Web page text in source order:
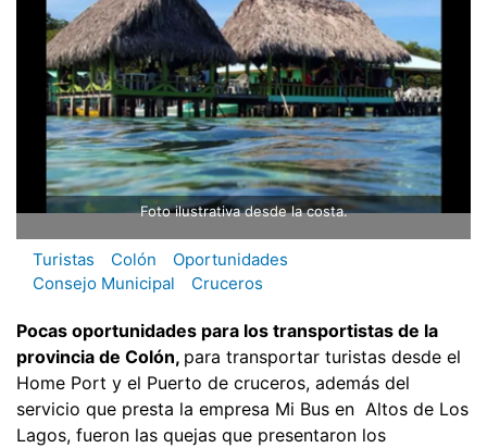
Foto ilustrativa desde la costa.
Turistas Colón
Oportunidades
Consejo Municipal
Cruceros
Pocas oportunidades para los transportistas de la
provincia de Colón, para transportar turistas desde el
Home Port y el Puerto de cruceros, además del
servicio que presta la empresa Mi Bus en Altos de Los
Lagos, fueron las quejas que presentaron los